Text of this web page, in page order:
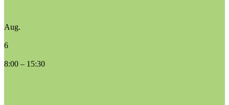
Aug.
6
8:00 – 15:30